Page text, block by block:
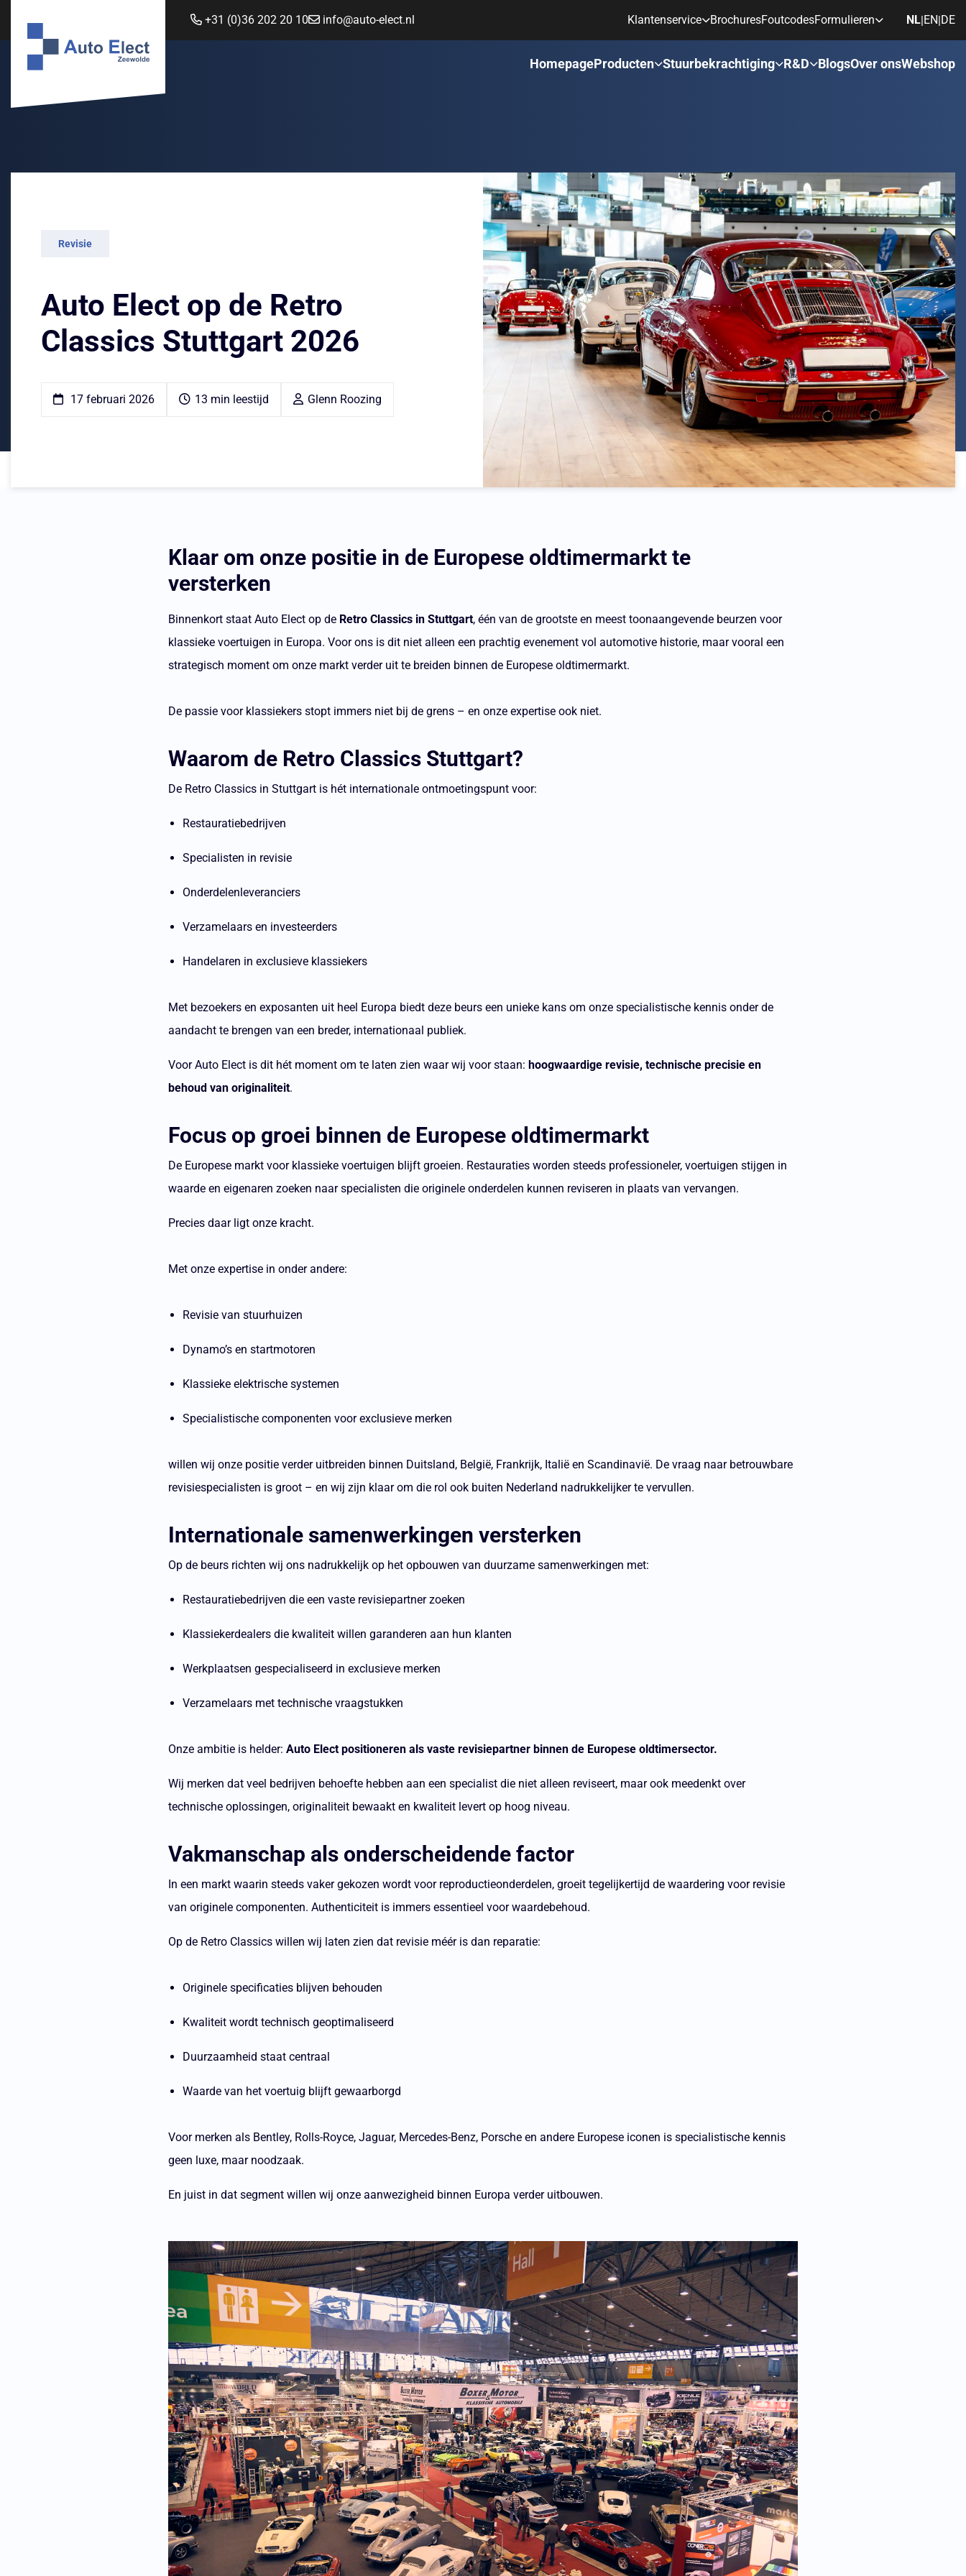
+31 (0)36 202 20 10 info@auto-elect.nl Klantenservice BrochuresFoutcodesFormulieren NL|EN|DE
HomepageProducten Stuurbekrachtiging R&D BlogsOver onsWebshop
Revisie
Auto Elect op de Retro
Classics Stuttgart 2026
17 februari 2026 13 min leestijd Glenn Roozing
Klaar om onze positie in de Europese oldtimermarkt te
versterken
Binnenkort staat Auto Elect op de Retro Classics in Stuttgart, één van de grootste en meest toonaangevende beurzen voor
klassieke voertuigen in Europa. Voor ons is dit niet alleen een prachtig evenement vol automotive historie, maar vooral een
strategisch moment om onze markt verder uit te breiden binnen de Europese oldtimermarkt.
De passie voor klassiekers stopt immers niet bij de grens – en onze expertise ook niet.
Waarom de Retro Classics Stuttgart?
De Retro Classics in Stuttgart is hét internationale ontmoetingspunt voor:
Restauratiebedrijven
Specialisten in revisie
Onderdelenleveranciers
Verzamelaars en investeerders
Handelaren in exclusieve klassiekers
Met bezoekers en exposanten uit heel Europa biedt deze beurs een unieke kans om onze specialistische kennis onder de
aandacht te brengen van een breder, internationaal publiek.
Voor Auto Elect is dit hét moment om te laten zien waar wij voor staan: hoogwaardige revisie, technische precisie en
behoud van originaliteit.
Focus op groei binnen de Europese oldtimermarkt
De Europese markt voor klassieke voertuigen blijft groeien. Restauraties worden steeds professioneler, voertuigen stijgen in
waarde en eigenaren zoeken naar specialisten die originele onderdelen kunnen reviseren in plaats van vervangen.
Precies daar ligt onze kracht.
Met onze expertise in onder andere:
Revisie van stuurhuizen
Dynamo’s en startmotoren
Klassieke elektrische systemen
Specialistische componenten voor exclusieve merken
willen wij onze positie verder uitbreiden binnen Duitsland, België, Frankrijk, Italië en Scandinavië. De vraag naar betrouwbare
revisiespecialisten is groot – en wij zijn klaar om die rol ook buiten Nederland nadrukkelijker te vervullen.
Internationale samenwerkingen versterken
Op de beurs richten wij ons nadrukkelijk op het opbouwen van duurzame samenwerkingen met:
Restauratiebedrijven die een vaste revisiepartner zoeken
Klassiekerdealers die kwaliteit willen garanderen aan hun klanten
Werkplaatsen gespecialiseerd in exclusieve merken
Verzamelaars met technische vraagstukken
Onze ambitie is helder: Auto Elect positioneren als vaste revisiepartner binnen de Europese oldtimersector.
Wij merken dat veel bedrijven behoefte hebben aan een specialist die niet alleen reviseert, maar ook meedenkt over
technische oplossingen, originaliteit bewaakt en kwaliteit levert op hoog niveau.
Vakmanschap als onderscheidende factor
In een markt waarin steeds vaker gekozen wordt voor reproductieonderdelen, groeit tegelijkertijd de waardering voor revisie
van originele componenten. Authenticiteit is immers essentieel voor waardebehoud.
Op de Retro Classics willen wij laten zien dat revisie méér is dan reparatie:
Originele specificaties blijven behouden
Kwaliteit wordt technisch geoptimaliseerd
Duurzaamheid staat centraal
Waarde van het voertuig blijft gewaarborgd
Voor merken als Bentley, Rolls-Royce, Jaguar, Mercedes-Benz, Porsche en andere Europese iconen is specialistische kennis
geen luxe, maar noodzaak.
En juist in dat segment willen wij onze aanwezigheid binnen Europa verder uitbouwen.